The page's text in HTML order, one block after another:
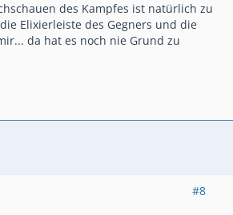
des Kampfes ist natürlich zu
Elixierleiste des Gegners und die
da hat es noch nie Grund zu
#8